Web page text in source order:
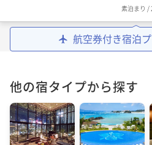
素泊まり /
航空券付き宿泊
他の宿タイプから探す